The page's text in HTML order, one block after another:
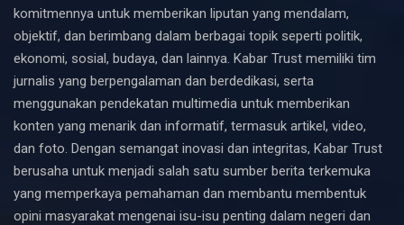
komitmennya untuk memberikan liputan yang mendalam,
objektif, dan berimbang dalam berbagai topik seperti politik,
ekonomi, sosial, budaya, dan lainnya. Kabar Trust memiliki tim
jurnalis yang berpengalaman dan berdedikasi, serta
menggunakan pendekatan multimedia untuk memberikan
konten yang menarik dan informatif, termasuk artikel, video,
dan foto. Dengan semangat inovasi dan integritas, Kabar Trust
berusaha untuk menjadi salah satu sumber berita terkemuka
yang memperkaya pemahaman dan membantu membentuk
opini masyarakat mengenai isu-isu penting dalam negeri dan